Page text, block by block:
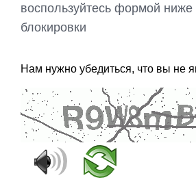
воспользуйтесь формой
блокировки
Нам нужно убедиться, что вы не